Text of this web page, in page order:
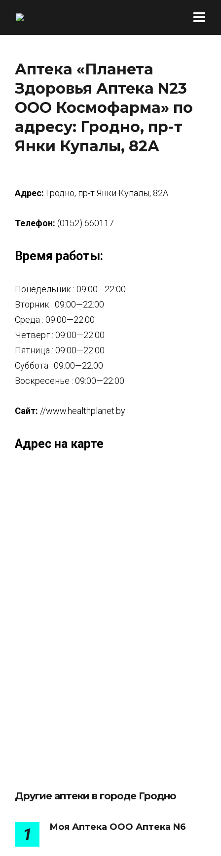
Аптека «Планета
Здоровья Аптека N23
ООО Космофарма» по
адресу: Гродно, пр-т
Янки Купалы, 82А
Адрес: Гродно, пр-т Янки Купалы, 82А
Телефон: (0152) 660117
Время работы:
Понедельник : 09:00—22:00
Вторник : 09:00—22:00
Среда : 09:00—22:00
Четверг : 09:00—22:00
Пятница : 09:00—22:00
Суббота : 09:00—22:00
Воскресенье : 09:00—22:00
Сайт: //www.healthplanet.by
Адрес на карте
Другие аптеки в городе Гродно
1 Моя Аптека ООО Аптека N6